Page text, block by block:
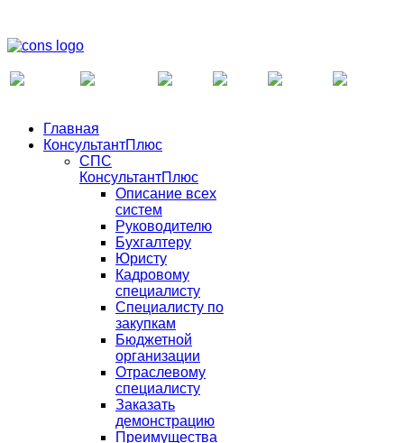
Главная
КонсультантПлюс
СПС
КонсультантПлюс
Описание всех
систем
Руководителю
Бухгалтеру
Юристу
Кадровому
специалисту
Специалисту по
закупкам
Бюджетной
организации
Отраслевому
специалисту
Заказать
демонстрацию
Преимущества